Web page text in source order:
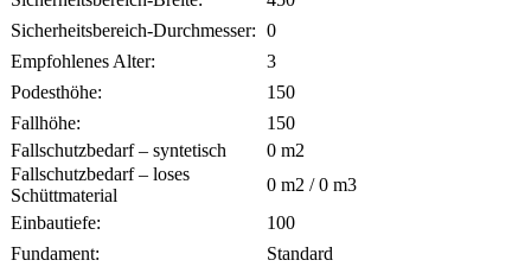
Sicherheitsbereich-Durchmesser: 0
Empfohlenes Alter:
3
Podesthöhe:
150
Fallhöhe:
150
Fallschutzbedarf – syntetisch
0 m2
Fallschutzbedarf – loses
Schüttmaterial
0 m2 /0 m3
Einbautiefe:
100
Fundament:
Standard